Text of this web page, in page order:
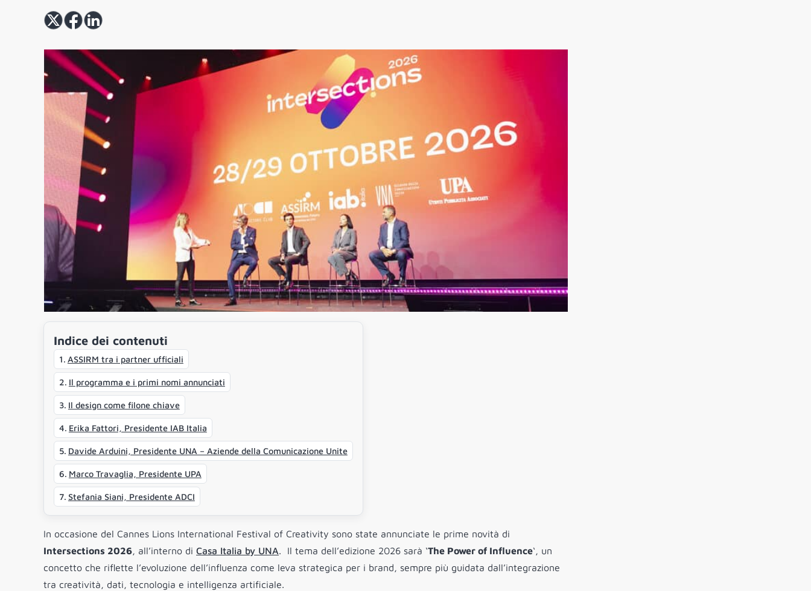
Indice dei contenuti
ASSIRM tra i partner ufficiali
Il programma e i primi nomi annunciati
Il design come filone chiave
Erika Fattori, Presidente IAB Italia
Davide Arduini, Presidente UNA – Aziende della Comunicazione Unite
Marco Travaglia, Presidente UPA
Stefania Siani, Presidente ADCI
In occasione del Cannes Lions International Festival of Creativity sono state annunciate le prime novità di
Intersections 2026, all’interno di Casa Italia by UNA. Il tema dell’edizione 2026 sarà ‘The Power of Influence‘, un
concetto che riflette l’evoluzione dell’influenza come leva strategica per i brand, sempre più guidata dall’integrazione
tra creatività, dati, tecnologia e intelligenza artificiale.